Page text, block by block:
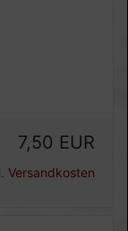
7,50 EUR
Versandkosten